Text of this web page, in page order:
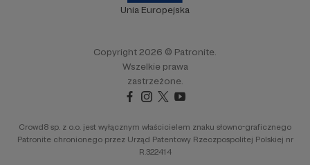
Unia Europejska
Copyright 2026 © Patronite.
Wszelkie prawa
zastrzeżone.
Crowd8 sp. z o.o. jest wyłącznym właścicielem znaku słowno-graficznego
Patronite chronionego przez Urząd Patentowy Rzeczpospolitej Polskiej nr
R.322414